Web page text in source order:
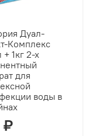
Дуал-
Комплекс
1кг 2-х
для
воды в
₽